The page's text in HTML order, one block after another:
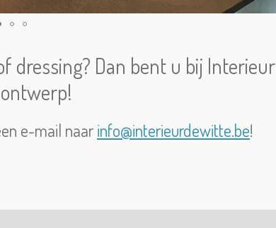
dressing? Dan bent u bij
e-mail naar info@interieurdewitte.be!